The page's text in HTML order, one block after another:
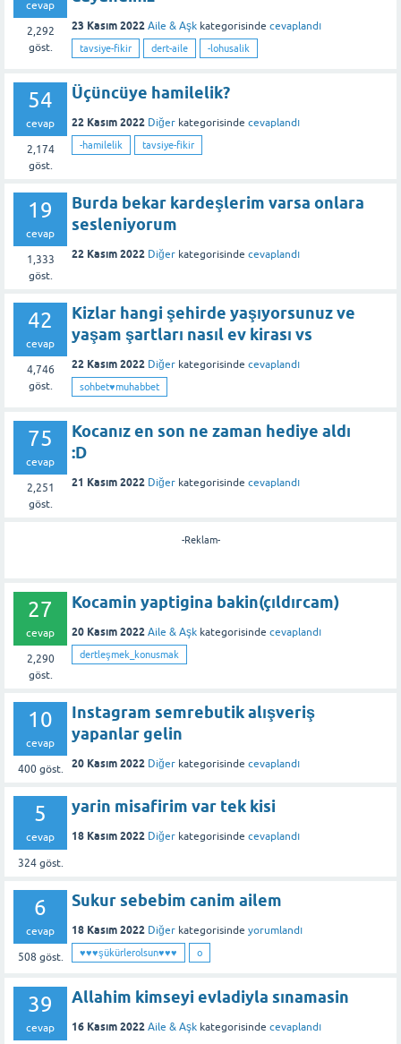
cevap
2,292
göst.
23 Kasım 2022 Aile & Aşk kategorisinde cevaplandı
tavsiye-fikir dert-aile -lohusalik
54
cevap
2,174
göst.
Üçüncüye hamilelik?
22 Kasım 2022 Diğer kategorisinde cevaplandı
-hamilelik tavsiye-fikir
19
cevap
1,333
göst.
Burda bekar kardeşlerim varsa onlara
sesleniyorum
22 Kasım 2022 Diğer kategorisinde cevaplandı
42
cevap
4,746
göst.
Kizlar hangi şehirde yaşıyorsunuz ve
yaşam şartları nasıl ev kirası vs
22 Kasım 2022 Diğer kategorisinde cevaplandı
sohbet♥️muhabbet
75
cevap
2,251
göst.
Kocanız en son ne zaman hediye aldı
:D
21 Kasım 2022 Diğer kategorisinde cevaplandı
-Reklam-
27
cevap
2,290
göst.
Kocamin yaptigina bakin(çıldırcam)
20 Kasım 2022 Aile & Aşk kategorisinde cevaplandı
dertleşmek_konusmak
10
cevap
400göst.
Instagram semrebutik alışveriş
yapanlar gelin
20 Kasım 2022 Diğer kategorisinde cevaplandı
5
cevap
324göst.
yarin misafirim var tek kisi
18 Kasım 2022 Diğer kategorisinde cevaplandı
6
cevap
508 göst.
Sukur sebebim canim ailem
18 Kasım 2022 Diğer kategorisinde yorumlandı
♥️♥️♥️şükürlerolsun♥️♥️♥️ o
39
cevap
Allahim kimseyi evladiyla sınamasin
16 Kasım 2022 Aile & Aşk kategorisinde cevaplandı